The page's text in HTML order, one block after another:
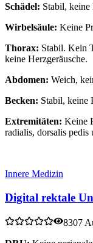
Schädel: Stabil,
Wirbelsäule: Keine
Thorax: Stabil. Kein
keine Herzgeräusche.
Abdomen: Weich,
Becken: Stabil, keine
Extremitäten: Keine
radialis, dorsalis
Innere Medizin
Digital rektale
8307